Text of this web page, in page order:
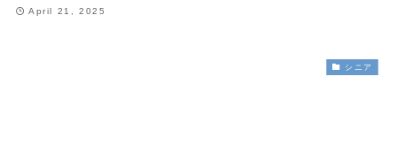
April 21, 2025
シニア